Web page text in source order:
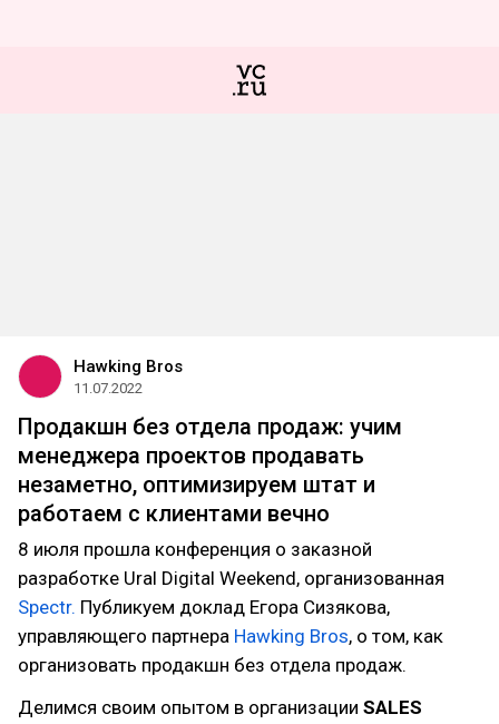
Hawking Bros
11.07.2022
Продакшн без отдела продаж: учим
менеджера проектов продавать
незаметно, оптимизируем штат и
работаем с клиентами вечно
8 июля прошла конференция о заказной
разработке Ural Digital Weekend, организованная
Spectr. Публикуем доклад Егора Сизякова,
управляющего партнера Hawking Bros, о том, как
организовать продакшн без отдела продаж.
Делимся своим опытом в организации SALES